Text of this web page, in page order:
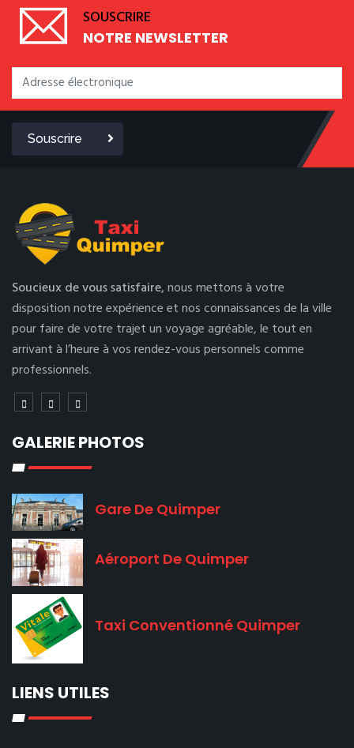
SOUSCRIRE
NOTRE NEWSLETTER
Souscrire
Soucieux de vous satisfaire,nous mettons à votre
disposition notre expérience et nos connaissances de la ville
pour faire de votre trajet un voyage agréable, le tout en
arrivant à l’heure à vos rendez-vous personnels comme
professionnels.
GALERIE PHOTOS
Gare De Quimper
Aéroport De Quimper
Taxi Conventionné Quimper
LIENS UTILES